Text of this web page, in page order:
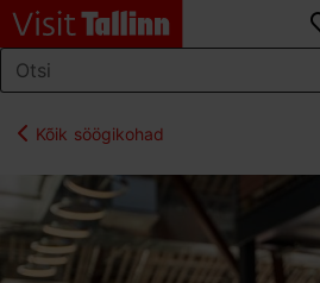
Kõik söögikohad